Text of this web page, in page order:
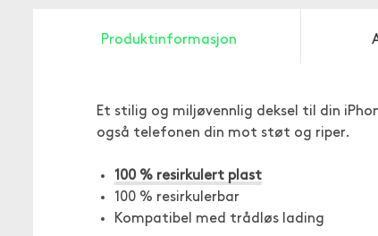
Produktinformasjon
Et stilig og miljøvennlig deksel til din
også telefonen din mot støt og riper.
100 % resirkulert plast
100 % resirkulerbar
Kompatibel med trådløs lading